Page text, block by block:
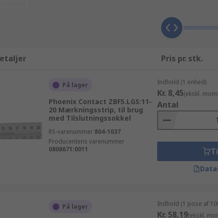
du gøre brug af vores dag-til-dag leveringsservice
rækkeklemme produkter i et større parti (bestillinger
forvente teknisk support fra vore tekniske eksperter
en producent som er kvalitetsbevidst. RS følger de
- tilbehør produkter fra Phoenix Contact eller måske
al den support du har brug for, for at få størst mulig
Pris pr. stk.
På lager
Phoenix Contact ZBF5.LGS:11-
20 Mærkningsstrip, til brug
med Tilslutningssokkel
RS-varenummer 804-1037
Producentens varenummer
0808671:0011
Indhold (1 enhed)
Kr. 8,45(ekskl.
Antal
På lager Indhold (1 pose af
Kr. 58,19(ekskl.